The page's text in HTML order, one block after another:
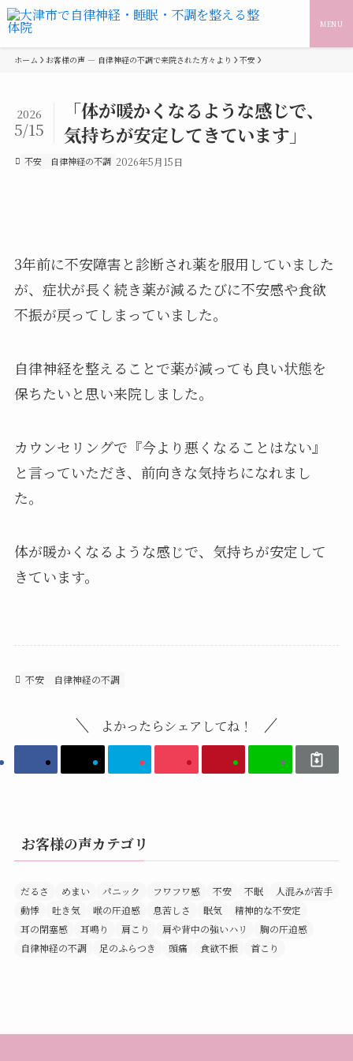
MENU
ホーム お客様の声 — 自律神経の不調で来院された方々より 不安
「体が暖かくなるような感じで、
気持ちが安定してきています」
2026
5/15
不安 自律神経の不調 2026年5月15日
3年前に不安障害と診断され薬を服用していました
が、症状が長く続き薬が減るたびに不安感や食欲
不振が戻ってしまっていました。
自律神経を整えることで薬が減っても良い状態を
保ちたいと思い来院しました。
カウンセリングで『今より悪くなることはない』
と言っていただき、前向きな気持ちになれまし
た。
体が暖かくなるような感じで、気持ちが安定して
きています。
不安 自律神経の不調
よかったらシェアしてね！
お客様の声カテゴリ
だるさ めまい パニック フワフワ感 不安 不眠
人混みが苦手
動悸
吐き気 喉の圧迫感 息苦しさ 眠気
精神的な不安定
耳の閉塞感
耳鳴り 肩こり 肩や背中の強いハリ
胸の圧迫感
自律神経の不調
足のふらつき 頭痛 食欲不振 首こり